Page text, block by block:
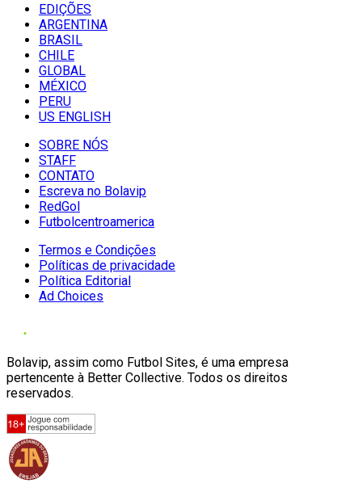
EDIÇÕES
ARGENTINA
BRASIL
CHILE
GLOBAL
MÉXICO
PERU
US ENGLISH
SOBRE NÓS
STAFF
CONTATO
Escreva no Bolavip
RedGol
Futbolcentroamerica
Termos e Condições
Políticas de privacidade
Política Editorial
Ad Choices
Bolavip, assim como Futbol Sites, é uma empresa
pertencente à Better Collective. Todos os direitos
reservados.